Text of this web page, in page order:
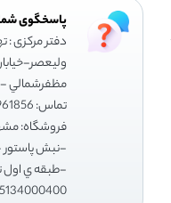
پاسخگوی
دفتر مرکزی :
وليعصر-
تماس: 02166961856
فروشگاه:
-نبش پاستور
-طبقه ي